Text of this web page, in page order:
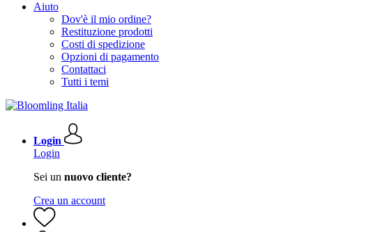
Aiuto
Dov'è il mio ordine?
Restituzione prodotti
Costi di spedizione
Opzioni di pagamento
Contattaci
Tutti i temi
Login
Login
Sei un nuovo cliente?
Crea un account